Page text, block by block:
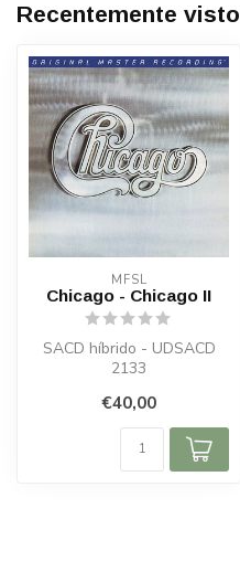
Recentemente visto
MFSL
Chicago - Chicago II
SACD híbrido - UDSACD
2133
€40,00